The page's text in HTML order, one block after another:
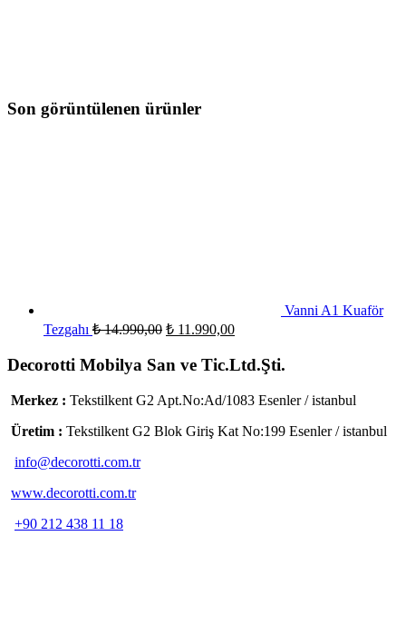
Son görüntülenen ürünler
Vanni A1 Kuaför
Tezgahı ₺14.990,00 ₺ 11.990,00
Decorotti Mobilya San ve Tic.Ltd.Şti.
Merkez : Tekstilkent G2 Apt.No:Ad/1083 Esenler / istanbul
Üretim : Tekstilkent G2 Blok Giriş Kat No:199 Esenler / istanbul
info@decorotti.com.tr
www.decorotti.com.tr
+90 212 438 11 18